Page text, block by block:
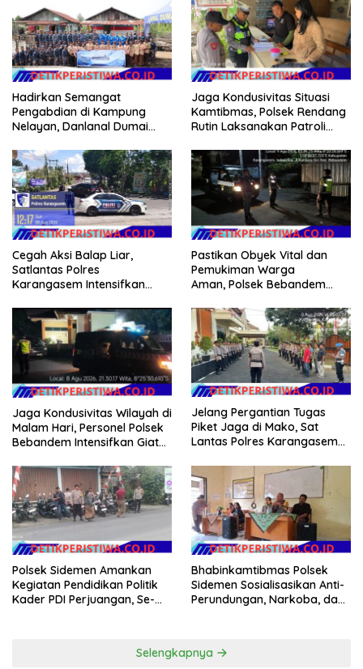
Hadirkan Semangat
Pengabdian di Kampung
Nelayan, Danlanal Dumai
Bersih Pantai
Jaga Kondusivitas Situasi
Kamtibmas, Polsek Rendang
Rutin Laksanakan Patroli
Cegah Aksi Balap Liar,
Satlantas Polres
Karangasem Intensifkan
Seraya
Pastikan Obyek Vital dan
Pemukiman Warga
Aman, Polsek Bebandem
pada Dini Hari
Jaga Kondusivitas Wilayah di
Malam Hari, Personel Polsek
Bebandem Intensifkan Giat
Jelang Pergantian Tugas
Piket Jaga di Mako, Sat
Lantas Polres Karangasem
Jaga
Polsek Sidemen Amankan
Kegiatan Pendidikan Politik
Kader PDI Perjuangan, Se-
Bhabinkamtibmas Polsek
Sidemen Sosialisasikan Anti-
Perundungan, Narkoba, dan
Selengkapnya